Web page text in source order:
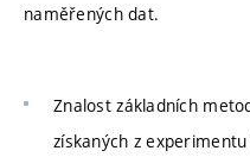
naměřených dat.
Znalost základních
získaných z